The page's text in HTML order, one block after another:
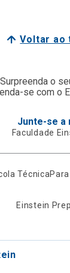
Voltar ao
Surpreenda o
se com o
Junte-se a
Faculdade
Técnica
Einstein